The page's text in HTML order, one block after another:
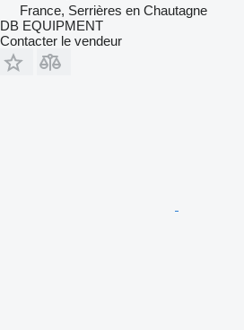
France, Serrières en Chautagne
DB EQUIPMENT
Contacter le vendeur